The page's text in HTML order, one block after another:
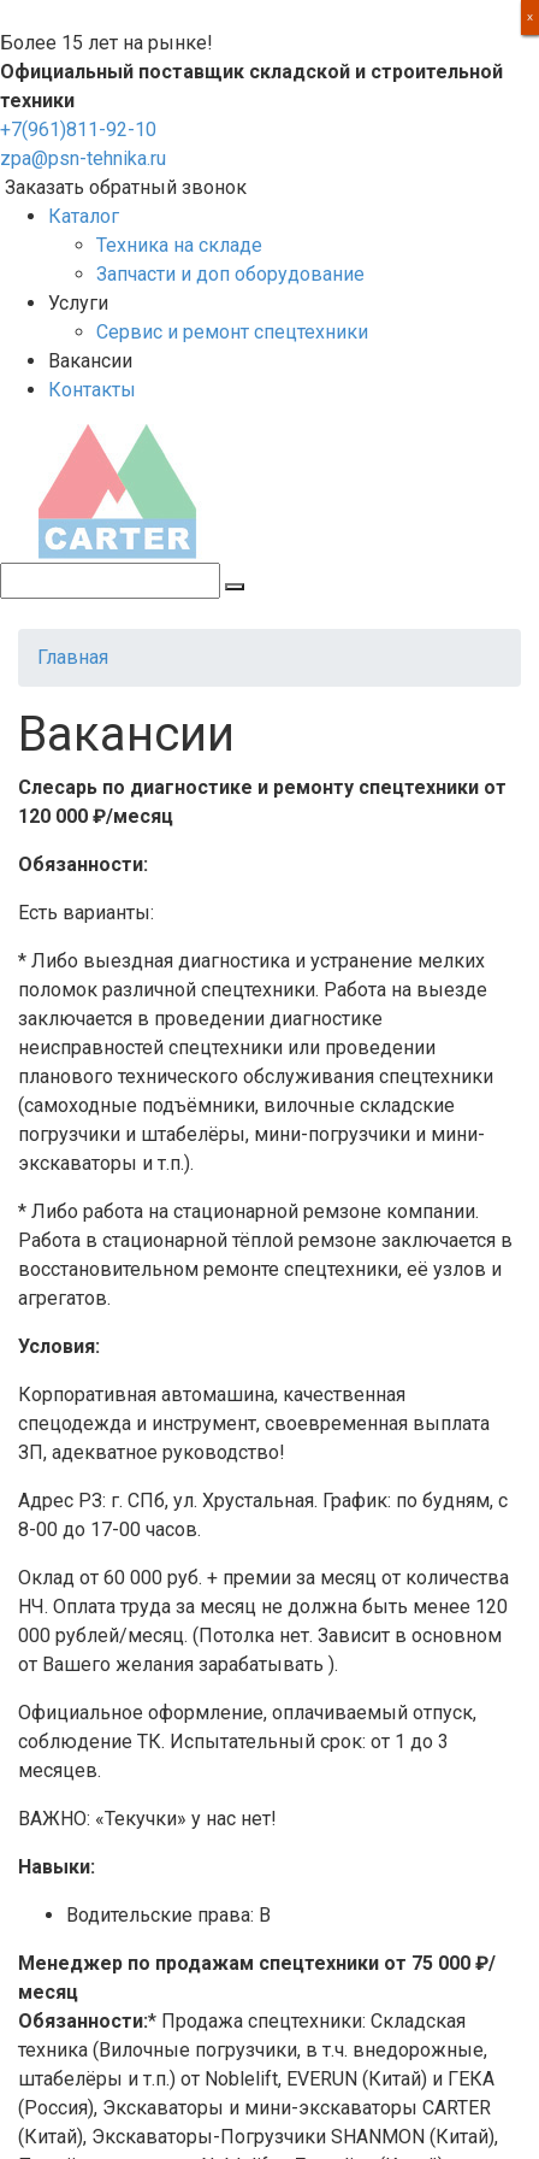
к
контенту
Более 15 лет на рынке!
Официальный поставщик складской и строительной
техники
+7(961)811-92-10
zpa@psn-tehnika.ru
Заказать обратный звонок
Каталог
Техника на складе
Запчасти и доп оборудование
Услуги
Сервис и ремонт спецтехники
Вакансии
Контакты
Главная
Вакансии
Слесарь по диагностике и ремонту спецтехники от
120 000 ₽/месяц
Обязанности:
Есть варианты:
* Либо выездная диагностика и устранение мелких
поломок различной спецтехники. Работа на выезде
заключается в проведении диагностике
неисправностей спецтехники или проведении
планового технического обслуживания спецтехники
(самоходные подъёмники, вилочные складские
погрузчики и штабелёры, мини-погрузчики и мини-
экскаваторы и т.п.).
* Либо работа на стационарной ремзоне компании.
Работа в стационарной тёплой ремзоне заключается в
восстановительном ремонте спецтехники, её узлов и
агрегатов.
Условия:
Корпоративная автомашина, качественная
спецодежда и инструмент, своевременная выплата
ЗП, адекватное руководство!
Адрес РЗ: г. СПб, ул. Хрустальная. График: по будням, с
8-00 до 17-00 часов.
Оклад от 60 000 руб. + премии за месяц от количества
НЧ. Оплата труда за месяц не должна быть менее 120
000 рублей/месяц. (Потолка нет. Зависит в основном
от Вашего желания зарабатывать ).
Официальное оформление, оплачиваемый отпуск,
соблюдение ТК. Испытательный срок: от 1 до 3
месяцев.
ВАЖНО: «Текучки» у нас нет!
Навыки:
Водительские права: B
Менеджер по продажам спецтехники от 75 000 ₽/
месяц
Обязанности:* Продажа спецтехники: Складская
техника (Вилочные погрузчики, в т.ч. внедорожные,
штабелёры и т.п.) от Noblelift, EVERUN (Китай) и ГЕКА
(Россия), Экскаваторы и мини-экскаваторы CARTER
(Китай), Экскаваторы-Погрузчики SHANMON (Китай),
X
X
X
X